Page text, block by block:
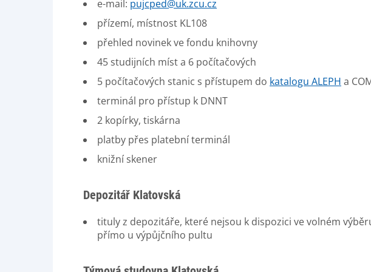
e-mail: pujcped@uk.zcu.cz
přízemí, místnost KL108
přehled novinek ve fondu knihovny
45 studijních míst a 6 počítačových
5 počítačových stanic s přístupem do katalogu ALEPH a
terminál pro přístup k DNNT
2 kopírky, tiskárna
platby přes platební terminál
knižní skener
Depozitář Klatovská
tituly z depozitáře, které nejsou k dispozici ve volném
přímo u výpůjčního pultu